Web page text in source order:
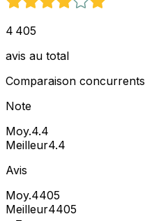
4 405
avis au total
Comparaison concurrents
Note
Moy.4.4
Meilleur4.4
Avis
Moy.4405
Meilleur4405